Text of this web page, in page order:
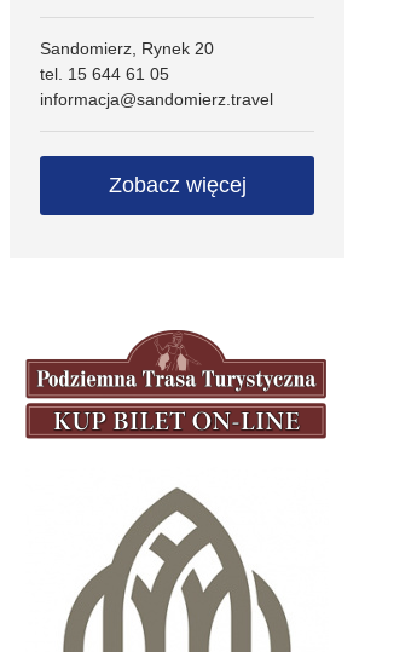
Sandomierz, Rynek 20
tel. 15 644 61 05
informacja@sandomierz.travel
Zobacz więcej